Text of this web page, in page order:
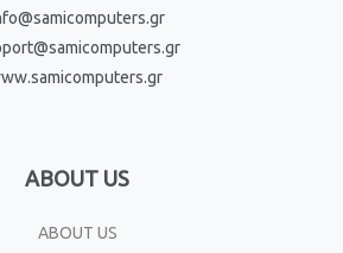
ABOUT US
ABOUT US